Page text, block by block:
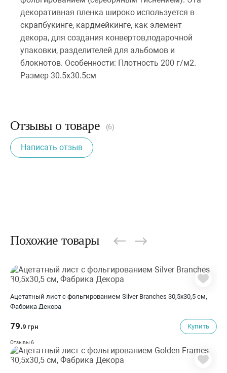
декоративная пленка широко используется в
скрапбукинге, кардмейкинге, как элемент
декора, для создания конвертов,подарочной
упаковки, разделителей для альбомов и
блокнотов. Особенности: Плотность 200 г/м2.
Размер 30.5х30.5см
Отзывы о товаре (6)
Написать отзыв
Похожие товары
Ацетатный лист с фольгированием Silver Branches 30,5х30,5 см,
Фабрика Декора
79.9 грн Купить
Отзывы 6